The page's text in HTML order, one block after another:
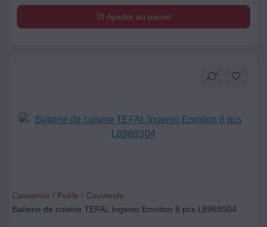
Ajouter au panier
Casserole / Poêle / Couvercle
Batterie de cuisine TEFAL Ingenio Emotion 8 pcs L8968S04